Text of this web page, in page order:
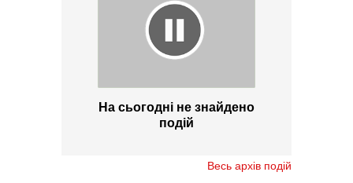
На сьогодні не знайдено
подій
Весь архів подій